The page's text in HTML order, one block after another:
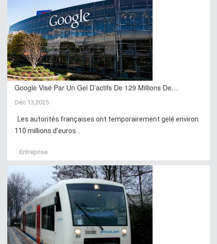
Google Visé Par Un Gel D’actifs De 129 Millions De…
Déc 13,2025
Les autorités françaises ont temporairement gelé environ
110 millions d’euros...
Entreprise